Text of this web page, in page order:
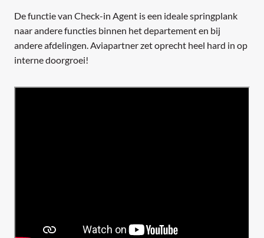
De functie van Check-in Agent is een ideale springplank
naar andere functies binnen het departement en bij
andere afdelingen. Aviapartner zet oprecht heel hard in op
interne doorgroei!